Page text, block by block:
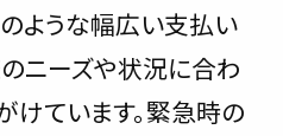
ような幅広い支払い
ニーズや状況に合わ
ています。緊急時の